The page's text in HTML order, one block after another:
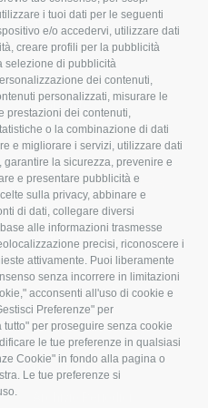
i tuoi dati per le seguenti
e/o accedervi, utilizzare dati
creare profili per la pubblicità
selezione di pubblicità
dei contenuti,
personalizzati, misurare le
prestazioni dei contenuti,
o la combinazione di dati
e migliorare i servizi, utilizzare dati
la sicurezza, prevenire e
e presentare pubblicità e
sulla privacy, abbinare e
di dati, collegare diversi
alle informazioni trasmesse
precisi, riconoscere i
attivamente. Puoi liberamente
senza incorrere in limitazioni
acconsenti all'uso di cookie e
Preferenze" per
per proseguire senza cookie
le tue preferenze in qualsiasi
Cookie" in fondo alla pagina o
Le tue preferenze si
Tecnico
Fiscale
Lavoro
Ambiente
Associazione
CONFAGRICOLTURA
ATTIVA
Notizie in evidenza
Eventi
Comunicati Stampa
Video
Iscrizione Newsletter
Newsletter